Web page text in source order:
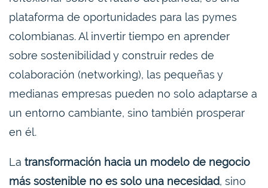
plataforma de oportunidades para las pymes
colombianas. Al invertir tiempo en aprender
sobre sostenibilidad y construir redes de
colaboración (networking), las pequeñas y
medianas empresas pueden no solo adaptarse a
un entorno cambiante, sino también prosperar
en él.
La transformación hacia un modelo de negocio
más sostenible no es solo una necesidad, sino